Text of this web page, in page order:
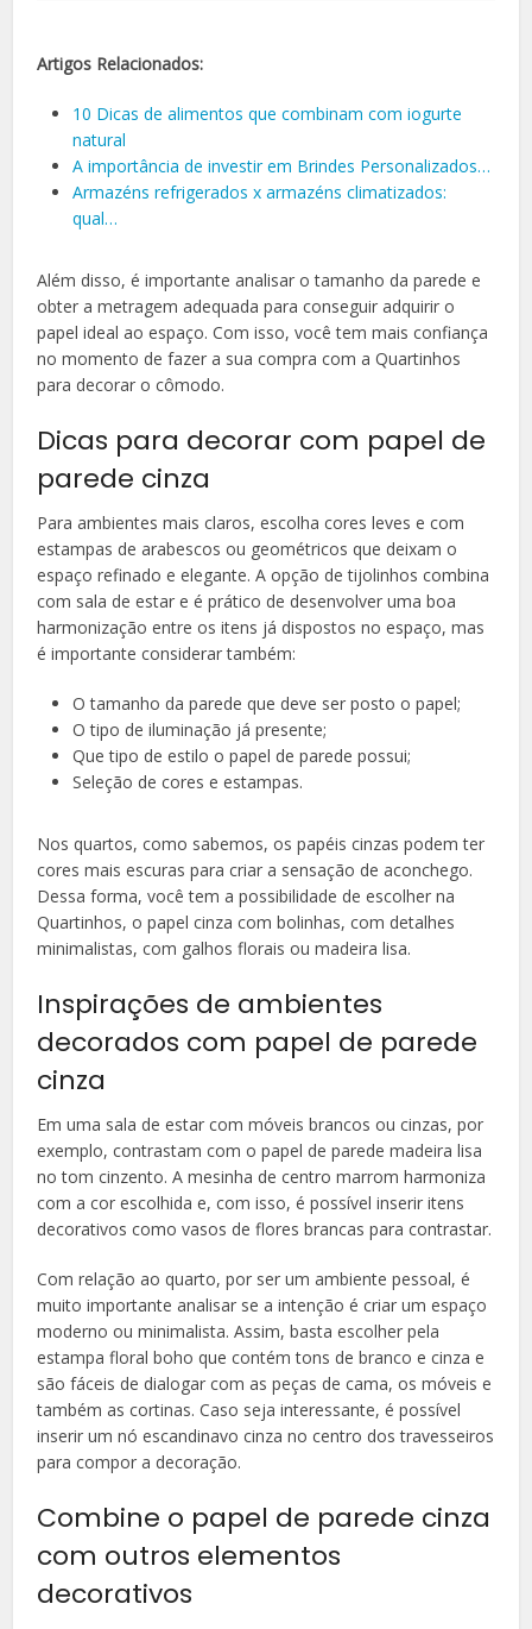
Artigos Relacionados:
10 Dicas de alimentos que combinam com iogurte
natural
A importância de investir em Brindes Personalizados…
Armazéns refrigerados x armazéns climatizados:
qual…
Além disso, é importante analisar o tamanho da parede e
obter a metragem adequada para conseguir adquirir o
papel ideal ao espaço. Com isso, você tem mais confiança
no momento de fazer a sua compra com a Quartinhos
para decorar o cômodo.
Dicas para decorar com papel de
parede cinza
Para ambientes mais claros, escolha cores leves e com
estampas de arabescos ou geométricos que deixam o
espaço refinado e elegante. A opção de tijolinhos combina
com sala de estar e é prático de desenvolver uma boa
harmonização entre os itens já dispostos no espaço, mas
é importante considerar também:
O tamanho da parede que deve ser posto o papel;
O tipo de iluminação já presente;
Que tipo de estilo o papel de parede possui;
Seleção de cores e estampas.
Nos quartos, como sabemos, os papéis cinzas podem ter
cores mais escuras para criar a sensação de aconchego.
Dessa forma, você tem a possibilidade de escolher na
Quartinhos, o papel cinza com bolinhas, com detalhes
minimalistas, com galhos florais ou madeira lisa.
Inspirações de ambientes
decorados com papel de parede
cinza
Em uma sala de estar com móveis brancos ou cinzas, por
exemplo, contrastam com o papel de parede madeira lisa
no tom cinzento. A mesinha de centro marrom harmoniza
com a cor escolhida e, com isso, é possível inserir itens
decorativos como vasos de flores brancas para contrastar.
Com relação ao quarto, por ser um ambiente pessoal, é
muito importante analisar se a intenção é criar um espaço
moderno ou minimalista. Assim, basta escolher pela
estampa floral boho que contém tons de branco e cinza e
são fáceis de dialogar com as peças de cama, os móveis e
também as cortinas. Caso seja interessante, é possível
inserir um nó escandinavo cinza no centro dos travesseiros
para compor a decoração.
Combine o papel de parede cinza
com outros elementos
decorativos